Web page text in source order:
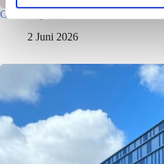
e
Gewerbepark – Asten
2 Juni 2026